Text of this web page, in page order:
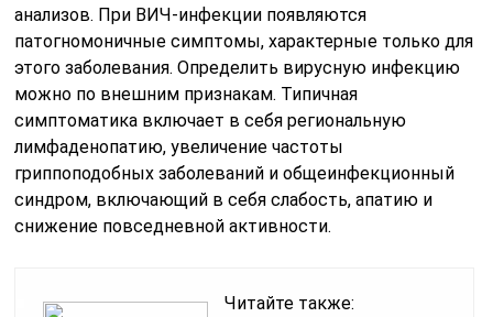
анализов. При ВИЧ-инфекции появляются
патогномоничные симптомы, характерные только для
этого заболевания. Определить вирусную инфекцию
можно по внешним признакам. Типичная
симптоматика включает в себя региональную
лимфаденопатию, увеличение частоты
гриппоподобных заболеваний и общеинфекционный
синдром, включающий в себя слабость, апатию и
снижение повседневной активности.
Читайте также: